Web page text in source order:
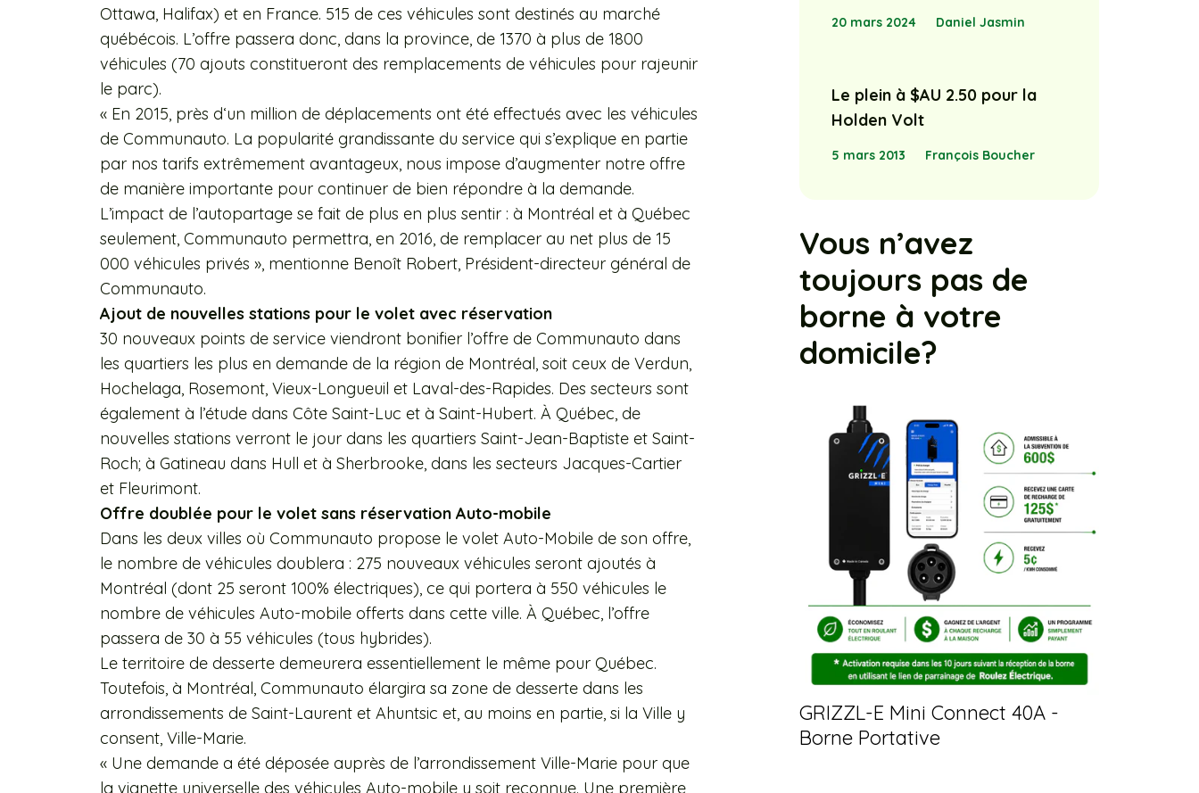
Ottawa, Halifax) et en France. 515 de ces véhicules sont destinés au marché
québécois. L’offre passera donc, dans la province, de 1370 à plus de 1800
véhicules (70 ajouts constitueront des remplacements de véhicules pour rajeunir
le parc).
« En 2015, près d‘un million de déplacements ont été effectués avec les véhicules
de Communauto. La popularité grandissante du service qui s’explique en partie
par nos tarifs extrêmement avantageux, nous impose d’augmenter notre offre
de manière importante pour continuer de bien répondre à la demande.
L’impact de l’autopartage se fait de plus en plus sentir : à Montréal et à Québec
seulement, Communauto permettra, en 2016, de remplacer au net plus de 15
000 véhicules privés », mentionne Benoît Robert, Président-directeur général de
Communauto.
Ajout de nouvelles stations pour le volet avec réservation
30 nouveaux points de service viendront bonifier l’offre de Communauto dans
les quartiers les plus en demande de la région de Montréal, soit ceux de Verdun,
Hochelaga, Rosemont, Vieux-Longueuil et Laval-des-Rapides. Des secteurs sont
également à l’étude dans Côte Saint-Luc et à Saint-Hubert. À Québec, de
nouvelles stations verront le jour dans les quartiers Saint-Jean-Baptiste et Saint-
Roch; à Gatineau dans Hull et à Sherbrooke, dans les secteurs Jacques-Cartier
et Fleurimont.
Offre doublée pour le volet sans réservation Auto-mobile
Dans les deux villes où Communauto propose le volet Auto-Mobile de son offre,
le nombre de véhicules doublera : 275 nouveaux véhicules seront ajoutés à
Montréal (dont 25 seront 100% électriques), ce qui portera à 550 véhicules le
nombre de véhicules Auto-mobile offerts dans cette ville. À Québec, l’offre
passera de 30 à 55 véhicules (tous hybrides).
Le territoire de desserte demeurera essentiellement le même pour Québec.
Toutefois, à Montréal, Communauto élargira sa zone de desserte dans les
arrondissements de Saint-Laurent et Ahuntsic et, au moins en partie, si la Ville y
consent, Ville-Marie.
« Une demande a été déposée auprès de l’arrondissement Ville-Marie pour que
la vignette universelle des véhicules Auto-mobile y soit reconnue. Une première
20 mars 2024 Daniel Jasmin
Le plein à $AU 2.50 pour la
Holden Volt
5 mars 2013 François Boucher
Vous n’avez
toujours pas de
borne à votre
domicile?
GRIZZL-E Mini Connect 40A -
Borne Portative